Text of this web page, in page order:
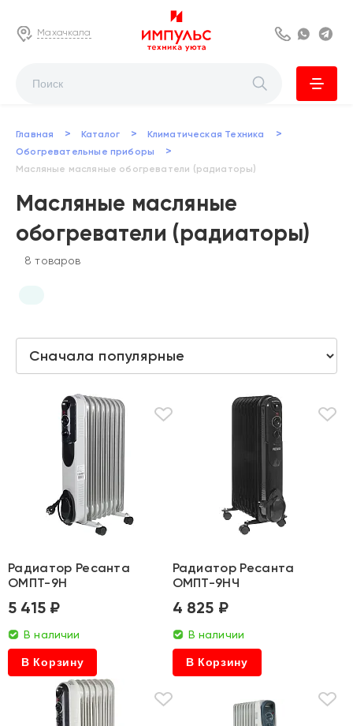
Махачкала 8 800 222 63
Главная > Каталог > Климатическая Техника >
Обогревательные приборы >
Масляные масляные обогреватели (радиаторы)
Масляные масляные
обогреватели (радиаторы)
8 товаров
Радиатор Ресанта
ОМПТ-9Н
5 415 ₽
В наличии
В Корзину
Радиатор Ресанта
ОМПТ-9НЧ
4 825 ₽
В наличии
В Корзину